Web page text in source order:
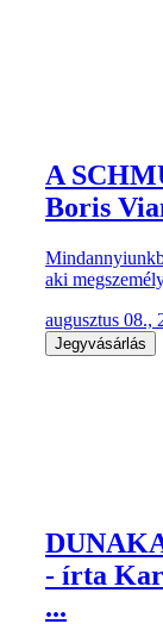
A
Boris
aki
augusztus 08.,
Jegyvásárlás
- írta
...